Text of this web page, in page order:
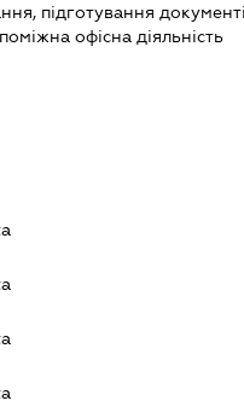
підготування
офісна діяльність